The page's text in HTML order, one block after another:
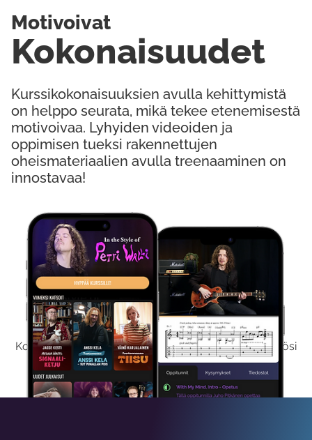
Kokeile Ilmaiseksi
Kokeilemalla ilmaiseksi saat koko sisältömme käyttöösi
viikon ajaksi.
Kurssikokonaisuuksien avulla kehittymistä
on helppo seurata, mikä tekee etenemisestä
motivoivaa. Lyhyiden videoiden ja
oppimisen tueksi rakennettujen
oheismateriaalien avulla treenaaminen on
innostavaa!
Kokonaisuudet
Motivoivat